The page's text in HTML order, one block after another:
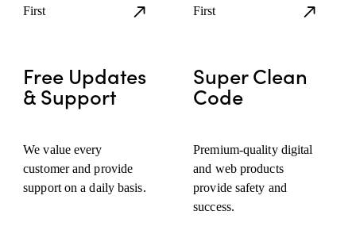
First
Free Updates
& Support
We value every
customer and provide
support on a daily basis.
First
Super Clean
Code
Premium-quality digital
and web products
provide safety and
success.